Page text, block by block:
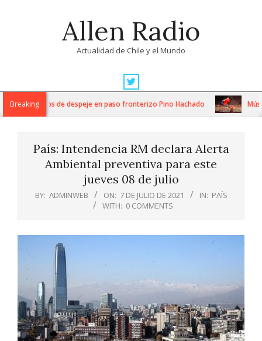
Allen Radio
Actualidad de Chile y el Mundo
Navigation
MenuBreaking
trabajos de despeje en paso fronterizo Pino Hachado
País: Intendencia RM declara Alerta
Ambiental preventiva para este
jueves 08 de julio
BY: ADMINWEB ON: 7 DE JULIO DE 2021 IN: PAÍS
WITH: 0 COMMENTS